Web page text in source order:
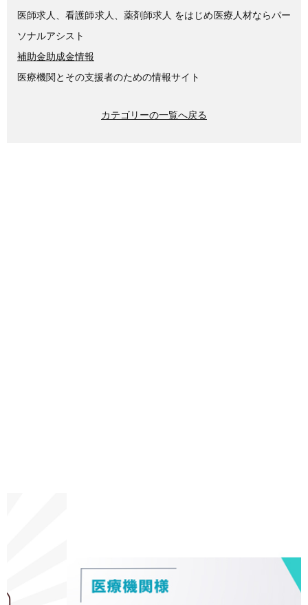
医師求人、看護師求人、薬剤師求人 をはじめ医療人材ならパー
ソナルアシスト
補助金助成金情報
医療機関とその支援者のための情報サイト
カテゴリーの一覧へ戻る